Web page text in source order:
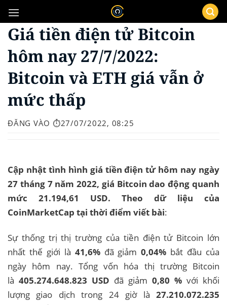
qua
nội
dung
Giá tiền điện tử Bitcoin
hôm nay 27/7/2022:
Bitcoin và ETH giá vẫn ở
mức thấp
ĐĂNG VÀO ⏱️27/07/2022, 08:25
Cập nhật tình hình giá tiền điện tử hôm nay ngày
27 tháng 7 năm 2022, giá Bitcoin dao động quanh
mức 21.194,61 USD. Theo dữ liệu của
CoinMarketCap tại thời điểm viết bài:
Sự thống trị thị trường của tiền điện tử Bitcoin lớn
nhất thế giới là 41,6% đã giảm0,04% bắt đầu của
ngày hôm nay. Tổng vốn hóa thị trường Bitcoin
là 405.274.648.823 USD đã giảm 0,80 % với khối
lượng giao dịch trong 24 giờ là 27.210.072.235